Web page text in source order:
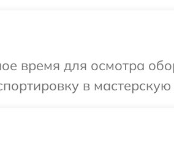
время для осмотра
в